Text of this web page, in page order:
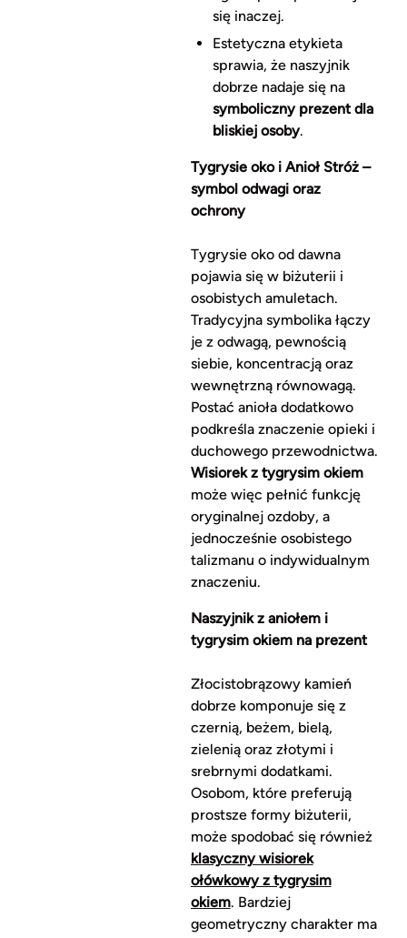
się inaczej.
Estetyczna etykieta
sprawia, że naszyjnik
dobrze nadaje się na
symboliczny prezent dla
bliskiej osoby.
Tygrysie oko i Anioł Stróż –
symbol odwagi oraz
ochrony
Tygrysie oko od dawna
pojawia się w biżuterii i
osobistych amuletach.
Tradycyjna symbolika łączy
je z odwagą, pewnością
siebie, koncentracją oraz
wewnętrzną równowagą.
Postać anioła dodatkowo
podkreśla znaczenie opieki i
duchowego przewodnictwa.
Wisiorek z tygrysim okiem
może więc pełnić funkcję
oryginalnej ozdoby, a
jednocześnie osobistego
talizmanu o indywidualnym
znaczeniu.
Naszyjnik z aniołem i
tygrysim okiem na prezent
Złocistobrązowy kamień
dobrze komponuje się z
czernią, beżem, bielą,
zielenią oraz złotymi i
srebrnymi dodatkami.
Osobom, które preferują
prostsze formy biżuterii,
może spodobać się również
klasyczny wisiorek
ołówkowy z tygrysim
okiem. Bardziej
geometryczny charakter ma